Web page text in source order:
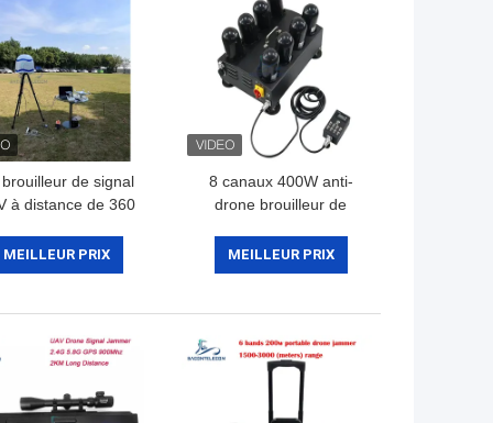
brouilleur de signal
à distance de 360
complète pour le
de compteur de
MEILLEUR PRIX
8 canaux 400W anti-
drone brouilleur de
5.8G 5.2G FPV pour
voiture
MEILLEUR PRIX